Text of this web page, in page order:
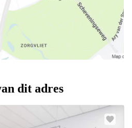
dit adres